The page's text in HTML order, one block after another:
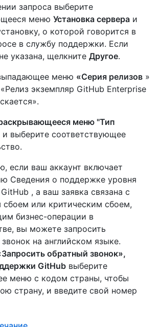
запроса выберите
меню Установка сервера и
о которой говорится в
в службу поддержки. Если
указана, щелкните Другое.
меню «Серия релизов »
экземпляр GitHub Enterprise
меню "Тип
и выберите соответствующее
если ваш аккаунт включает
Сведения о поддержке уровня
, а ваш заявка связана с
или критическим сбоем,
бизнес-операции в
вы можете запросить
на английском языке.
обратный звонок»,
GitHub выберите
меню с кодом страны, чтобы
страну, и введите свой номер